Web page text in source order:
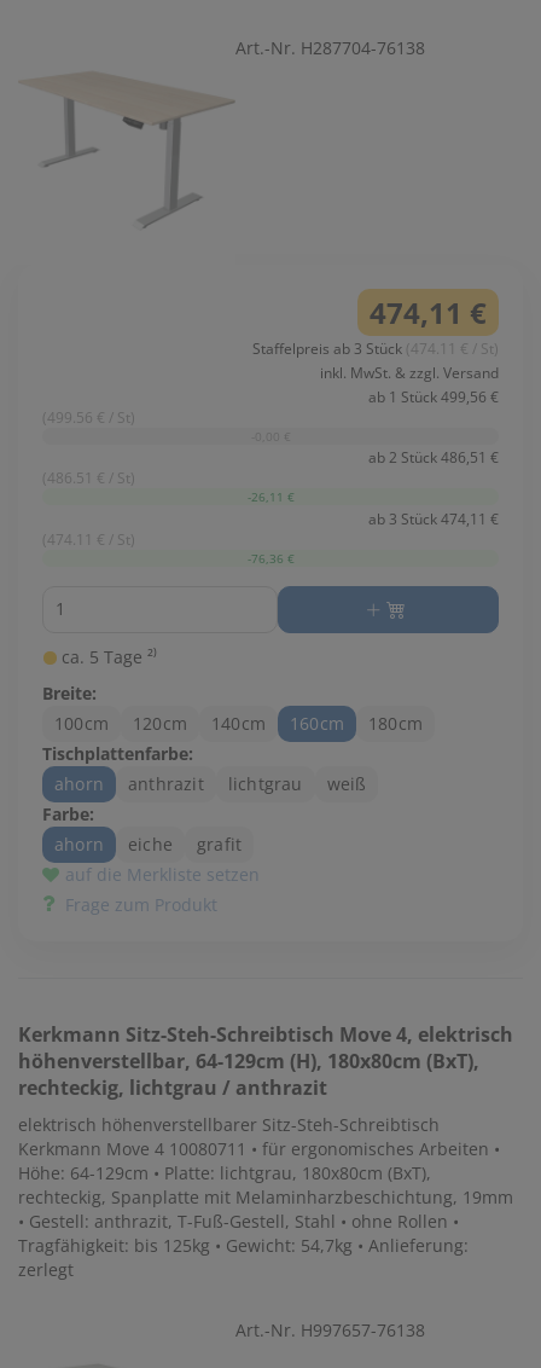
Art.-Nr. H287704-76138
474,11 €
Staffelpreis ab 3 Stück (474.11 € / St)
inkl. MwSt. & zzgl. Versand
ab 1 Stück 499,56 €
(499.56 € / St)
ab 2 Stück 486,51 €
(486.51 € / St)
-26,11 €
ab 3 Stück 474,11 €
(474.11 € / St)
-76,36 €
ca. 5 Tage ²⁾
Breite:
100cm
120cm 140cm 160cm
180cm
Tischplattenfarbe:
ahorn
anthrazit lichtgrau
weiß
Farbe:
ahorn
eiche
grafit
auf die Merkliste setzen
Frage zum Produkt
Kerkmann Sitz-Steh-Schreibtisch Move 4, elektrisch
höhenverstellbar, 64-129cm (H), 180x80cm (BxT),
rechteckig, lichtgrau / anthrazit
elektrisch höhenverstellbarer Sitz-Steh-Schreibtisch
Kerkmann Move 4 10080711 • für ergonomisches Arbeiten •
Höhe: 64-129cm • Platte: lichtgrau, 180x80cm (BxT),
rechteckig, Spanplatte mit Melaminharzbeschichtung, 19mm
• Gestell: anthrazit, T-Fuß-Gestell, Stahl • ohne Rollen •
Tragfähigkeit: bis 125kg • Gewicht: 54,7kg • Anlieferung:
zerlegt
Art.-Nr. H997657-76138